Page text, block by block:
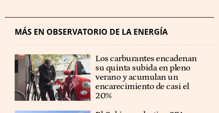
MÁS EN OBSERVATORIO DE LA ENERGÍA
Los carburantes encadenan
su quinta subida en pleno
verano y acumulan un
encarecimiento de casi el
20%